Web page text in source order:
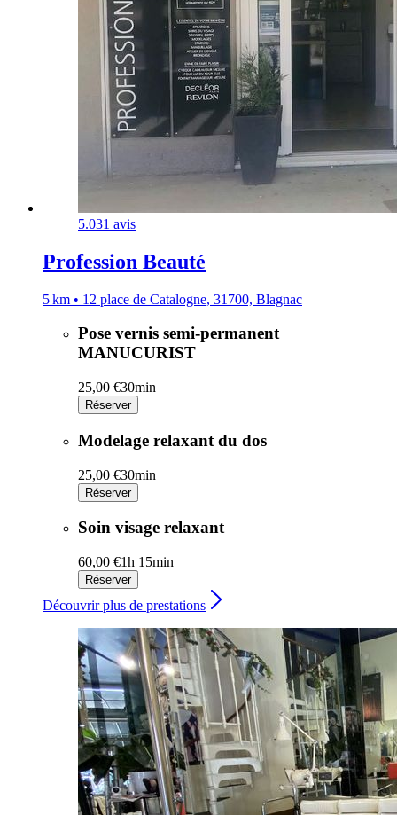
5.031 avis
Profession Beauté
5 km • 12 place de Catalogne, 31700, Blagnac
Pose vernis semi-permanent
MANUCURIST
25,00 €30min
Réserver
Modelage relaxant du dos
25,00 €30min
Réserver
Soin visage relaxant
60,00 €1h 15min
Réserver
Découvrir plus de prestations